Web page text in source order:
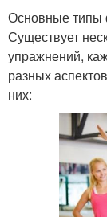
Основные типы
Существует
упражнений,
разных
них: